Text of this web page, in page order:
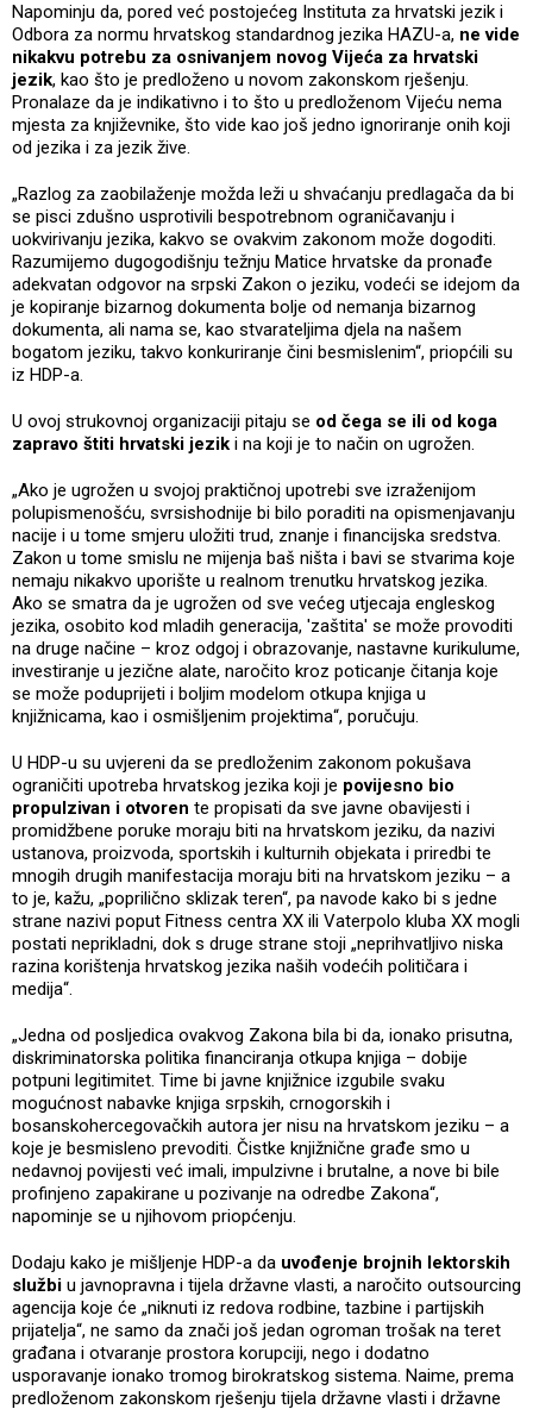
Napominju da, pored već postojećeg Instituta za hrvatski jezik i
Odbora za normu hrvatskog standardnog jezika HAZU-a, ne vide
nikakvu potrebu za osnivanjem novog Vijeća za hrvatski
jezik, kao što je predloženo u novom zakonskom rješenju.
Pronalaze da je indikativno i to što u predloženom Vijeću nema
mjesta za književnike, što vide kao još jedno ignoriranje onih koji
od jezika i za jezik žive.
„Razlog za zaobilaženje možda leži u shvaćanju predlagača da bi
se pisci zdušno usprotivili bespotrebnom ograničavanju i
uokvirivanju jezika, kakvo se ovakvim zakonom može dogoditi.
Razumijemo dugogodišnju težnju Matice hrvatske da pronađe
adekvatan odgovor na srpski Zakon o jeziku, vodeći se idejom da
je kopiranje bizarnog dokumenta bolje od nemanja bizarnog
dokumenta, ali nama se, kao stvarateljima djela na našem
bogatom jeziku, takvo konkuriranje čini besmislenim“, priopćili su
iz HDP-a.
U ovoj strukovnoj organizaciji pitaju se od čega se ili od koga
zapravo štiti hrvatski jezik i na koji je to način on ugrožen.
„Ako je ugrožen u svojoj praktičnoj upotrebi sve izraženijom
polupismenošću, svrsishodnije bi bilo poraditi na opismenjavanju
nacije i u tome smjeru uložiti trud, znanje i financijska sredstva.
Zakon u tome smislu ne mijenja baš ništa i bavi se stvarima koje
nemaju nikakvo uporište u realnom trenutku hrvatskog jezika.
Ako se smatra da je ugrožen od sve većeg utjecaja engleskog
jezika, osobito kod mladih generacija, 'zaštita' se može provoditi
na druge načine – kroz odgoj i obrazovanje, nastavne kurikulume,
investiranje u jezične alate, naročito kroz poticanje čitanja koje
se može poduprijeti i boljim modelom otkupa knjiga u
knjižnicama, kao i osmišljenim projektima“, poručuju.
U HDP-u su uvjereni da se predloženim zakonom pokušava
ograničiti upotreba hrvatskog jezika koji je povijesno bio
propulzivan i otvoren te propisati da sve javne obavijesti i
promidžbene poruke moraju biti na hrvatskom jeziku, da nazivi
ustanova, proizvoda, sportskih i kulturnih objekata i priredbi te
mnogih drugih manifestacija moraju biti na hrvatskom jeziku – a
to je, kažu, „poprilično sklizak teren“, pa navode kako bi s jedne
strane nazivi poput Fitness centra XX ili Vaterpolo kluba XX mogli
postati neprikladni, dok s druge strane stoji „neprihvatljivo niska
razina korištenja hrvatskog jezika naših vodećih političara i
medija“.
„Jedna od posljedica ovakvog Zakona bila bi da, ionako prisutna,
diskriminatorska politika financiranja otkupa knjiga – dobije
potpuni legitimitet. Time bi javne knjižnice izgubile svaku
mogućnost nabavke knjiga srpskih, crnogorskih i
bosanskohercegovačkih autora jer nisu na hrvatskom jeziku – a
koje je besmisleno prevoditi. Čistke knjižnične građe smo u
nedavnoj povijesti već imali, impulzivne i brutalne, a nove bi bile
profinjeno zapakirane u pozivanje na odredbe Zakona“,
napominje se u njihovom priopćenju.
Dodaju kako je mišljenje HDP-a da uvođenje brojnih lektorskih
službi u javnopravna i tijela državne vlasti, a naročito outsourcing
agencija koje će „niknuti iz redova rodbine, tazbine i partijskih
prijatelja“, ne samo da znači još jedan ogroman trošak na teret
građana i otvaranje prostora korupciji, nego i dodatno
usporavanje ionako tromog birokratskog sistema. Naime, prema
predloženom zakonskom rješenju tijela državne vlasti i državne